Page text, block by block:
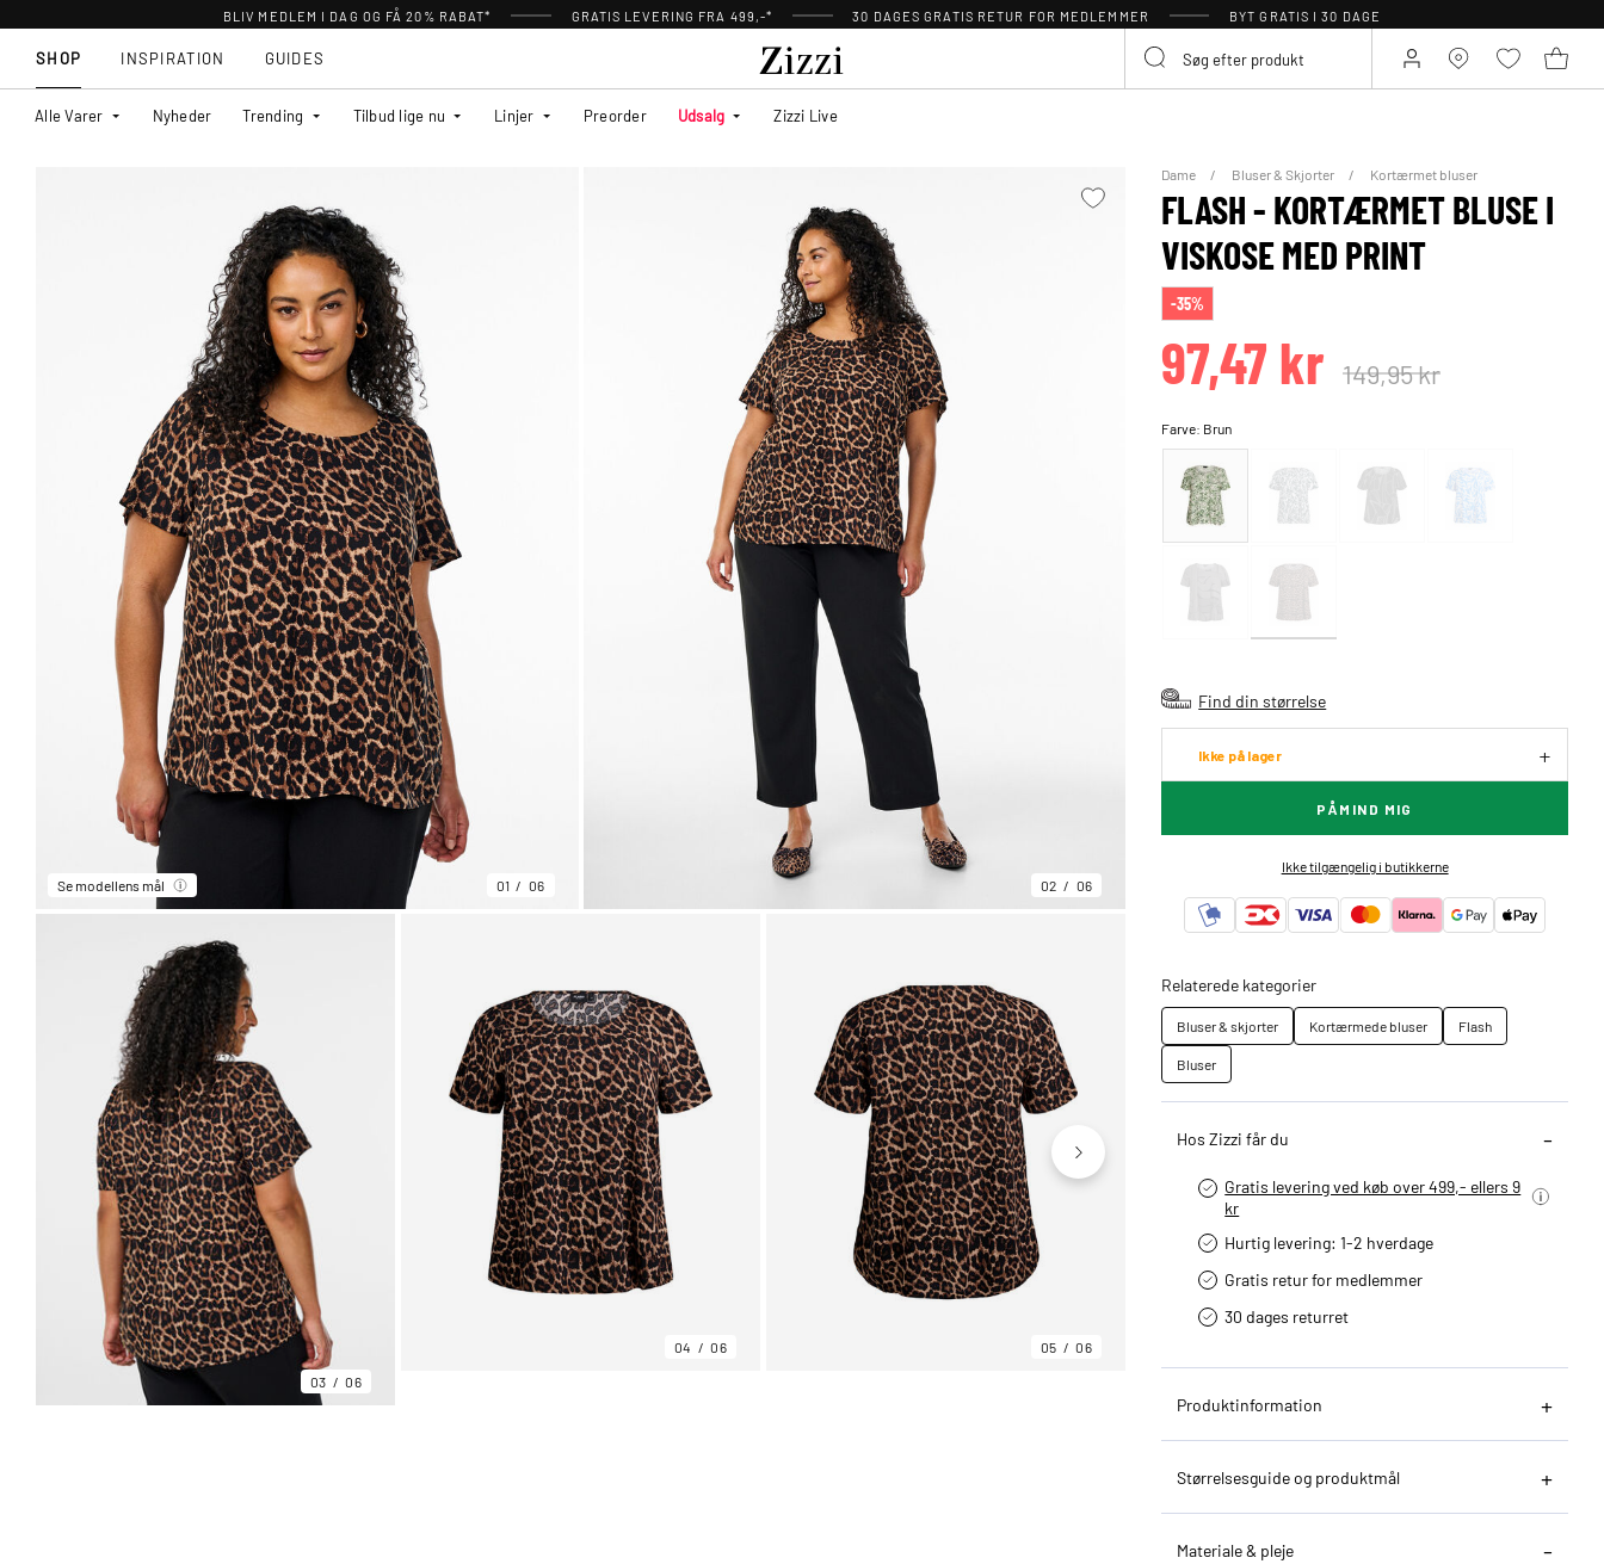
BLIV MEDLEM I DAG OG FÅ 20% RABAT* GRATIS LEVERING FRA 499,-* 30 DAGES GRATIS RETUR FOR MEDLEMMER BYT GRATIS I 30 DAGE
SHOP
Alle Varer Nyheder Trending Tilbud lige nu Linjer Preorder Udsalg Zizzi Live
INSPIRATION GUIDES
Se modellens mål 01 06 02 06
03 06
04 06 05 06
Dame Bluser & Skjorter Kortærmet bluser
FLASH - KORTÆRMET BLUSE I
VISKOSE MED PRINT
-35%
97,47 kr 149,95 kr
Farve: Brun
Find din størrelse
Ikke på lager
PÅMIND MIG
Ikke tilgængelig i butikkerne
Relaterede kategorier
Bluser & skjorter Kortærmede bluser
Flash
Bluser
Hos Zizzi får du
Gratis levering ved køb over 499,- ellers 9
kr
Hurtig levering­: 1-2 hverdage
Gratis retur for medlemmer
30 dages returret
Produktinformation
Størrelsesguide og produktmål
Materiale & pleje